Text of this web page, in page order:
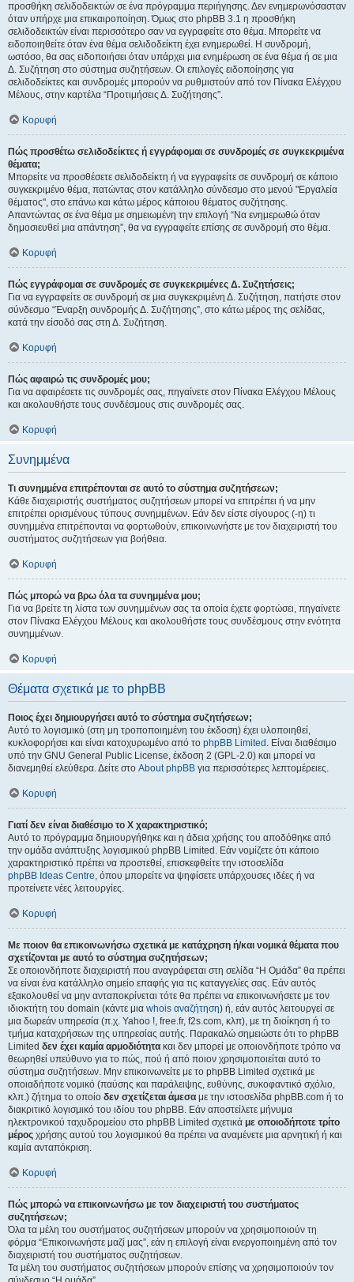
προσθήκη σελιδοδεικτών σε ένα πρόγραμμα περιήγησης. Δεν ενημερωνόσασταν
όταν υπήρχε μια επικαιροποίηση. Όμως στο phpBB 3.1 η προσθήκη
σελιδοδεικτών είναι περισσότερο σαν να εγγραφείτε στο θέμα. Μπορείτε να
ειδοποιηθείτε όταν ένα θέμα σελιδοδείκτη έχει ενημερωθεί. Η συνδρομή,
ωστόσο, θα σας ειδοποιήσει όταν υπάρχει μια ενημέρωση σε ένα θέμα ή σε μια
Δ. Συζήτηση στο σύστημα συζητήσεων. Οι επιλογές ειδοποίησης για
σελιδοδείκτες και συνδρομές μπορούν να ρυθμιστούν από τον Πίνακα Ελέγχου
Μέλους, στην καρτέλα “Προτιμήσεις Δ. Συζήτησης”.
Κορυφή
Πώς προσθέτω σελιδοδείκτες ή εγγράφομαι σε συνδρομές σε συγκεκριμένα
θέματα;
Μπορείτε να προσθέσετε σελιδοδείκτη ή να εγγραφείτε σε συνδρομή σε κάποιο
συγκεκριμένο θέμα, πατώντας στον κατάλληλο σύνδεσμο στο μενού "Εργαλεία
θέματος", στο επάνω και κάτω μέρος κάποιου θέματος συζήτησης.
Απαντώντας σε ένα θέμα με σημειωμένη την επιλογή “Να ενημερωθώ όταν
δημοσιευθεί μια απάντηση”, θα να εγγραφείτε επίσης σε συνδρομή στο θέμα.
Κορυφή
Πώς εγγράφομαι σε συνδρομές σε συγκεκριμένες Δ. Συζητήσεις;
Για να εγγραφείτε σε συνδρομή σε μια συγκεκριμένη Δ. Συζήτηση, πατήστε στον
σύνδεσμο “Έναρξη συνδρομής Δ. Συζήτησης”, στο κάτω μέρος της σελίδας,
κατά την είσοδό σας στη Δ. Συζήτηση.
Κορυφή
Πώς αφαιρώ τις συνδρομές μου;
Για να αφαιρέσετε τις συνδρομές σας, πηγαίνετε στον Πίνακα Ελέγχου Μέλους
και ακολουθήστε τους συνδέσμους στις συνδρομές σας.
Κορυφή
Συνημμένα
Τι συνημμένα επιτρέπονται σε αυτό το σύστημα συζητήσεων;
Κάθε διαχειριστής συστήματος συζητήσεων μπορεί να επιτρέπει ή να μην
επιτρέπει ορισμένους τύπους συνημμένων. Εάν δεν είστε σίγουρος (-η) τι
συνημμένα επιτρέπονται να φορτωθούν, επικοινωνήστε με τον διαχειριστή του
συστήματος συζητήσεων για βοήθεια.
Κορυφή
Πώς μπορώ να βρω όλα τα συνημμένα μου;
Για να βρείτε τη λίστα των συνημμένων σας τα οποία έχετε φορτώσει, πηγαίνετε
στον Πίνακα Ελέγχου Μέλους και ακολουθήστε τους συνδέσμους στην ενότητα
συνημμένων.
Κορυφή
Θέματα σχετικά με το phpBB
Ποιος έχει δημιουργήσει αυτό το σύστημα συζητήσεων;
Αυτό το λογισμικό (στη μη τροποποιημένη του έκδοση) έχει υλοποιηθεί,
κυκλοφορήσει και είναι κατοχυρωμένο από το phpBB Limited . Είναι διαθέσιμο
υπό την GNU General Public License, έκδοση 2 (GPL-2.0) και μπορεί να
διανεμηθεί ελεύθερα. Δείτε στο About phpBB για περισσότερες λεπτομέρειες.
Κορυφή
Γιατί δεν είναι διαθέσιμο το Χ χαρακτηριστικό;
Αυτό το πρόγραμμα δημιουργήθηκε και η άδεια χρήσης του αποδόθηκε από
την ομάδα ανάπτυξης λογισμικού phpBB Limited. Εάν νομίζετε ότι κάποιο
χαρακτηριστικό πρέπει να προστεθεί, επισκεφθείτε την ιστοσελίδα
phpBB Ideas Centre, όπου μπορείτε να ψηφίσετε υπάρχουσες ιδέες ή να
προτείνετε νέες λειτουργίες.
Κορυφή
Με ποιον θα επικοινωνήσω σχετικά με κατάχρηση ή/και νομικά θέματα που
σχετίζονται με αυτό το σύστημα συζητήσεων;
Σε οποιονδήποτε διαχειριστή που αναγράφεται στη σελίδα “Η Ομάδα” θα πρέπει
να είναι ένα κατάλληλο σημείο επαφής για τις καταγγελίες σας. Εάν αυτός
εξακολουθεί να μην ανταποκρίνεται τότε θα πρέπει να επικοινωνήσετε με τον
ιδιοκτήτη του domain (κάντε μια whois αναζήτηση) ή, εάν αυτός λειτουργεί σε
μια δωρεάν υπηρεσία (π.χ. Yahoo !, free.fr, f2s.com, κλπ), με τη διοίκηση ή το
τμήμα καταχρήσεων της υπηρεσίας αυτής. Παρακαλώ σημειώστε ότι το phpBB
Limited δεν έχει καμία αρμοδιότητα και δεν μπορεί με οποιονδήποτε τρόπο να
θεωρηθεί υπεύθυνο για το πώς, πού ή από ποιον χρησιμοποιείται αυτό το
σύστημα συζητήσεων. Μην επικοινωνείτε με το phpBB Limited σχετικά με
οποιαδήποτε νομικό (παύσης και παράλειψης, ευθύνης, συκοφαντικό σχόλιο,
κλπ.) ζήτημα το οποίο δεν σχετίζεται άμεσα με την ιστοσελίδα phpBB.com ή το
διακριτικό λογισμικό του ιδίου του phpBB. Εάν αποστείλετε μήνυμα
ηλεκτρονικού ταχυδρομείου στο phpBB Limited σχετικά με οποιοδήποτε τρίτο
μέρος χρήσης αυτού του λογισμικού θα πρέπει να αναμένετε μια αρνητική ή και
καμία ανταπόκριση.
Κορυφή
Πώς μπορώ να επικοινωνήσω με τον διαχειριστή του συστήματος
συζητήσεων;
Όλα τα μέλη του συστήματος συζητήσεων μπορούν να χρησιμοποιούν τη
φόρμα “Επικοινωνήστε μαζί μας”, εάν η επιλογή είναι ενεργοποιημένη από τον
διαχειριστή του συστήματος συζητήσεων.
Τα μέλη του συστήματος συζητήσεων μπορούν επίσης να χρησιμοποιούν τον